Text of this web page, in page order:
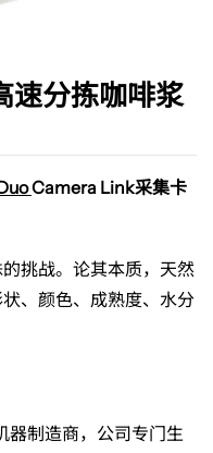
速分拣咖啡浆
Camera Link采集卡
挑战。论其本质，天然
、颜色、成熟度、水分
器制造商，公司专门生